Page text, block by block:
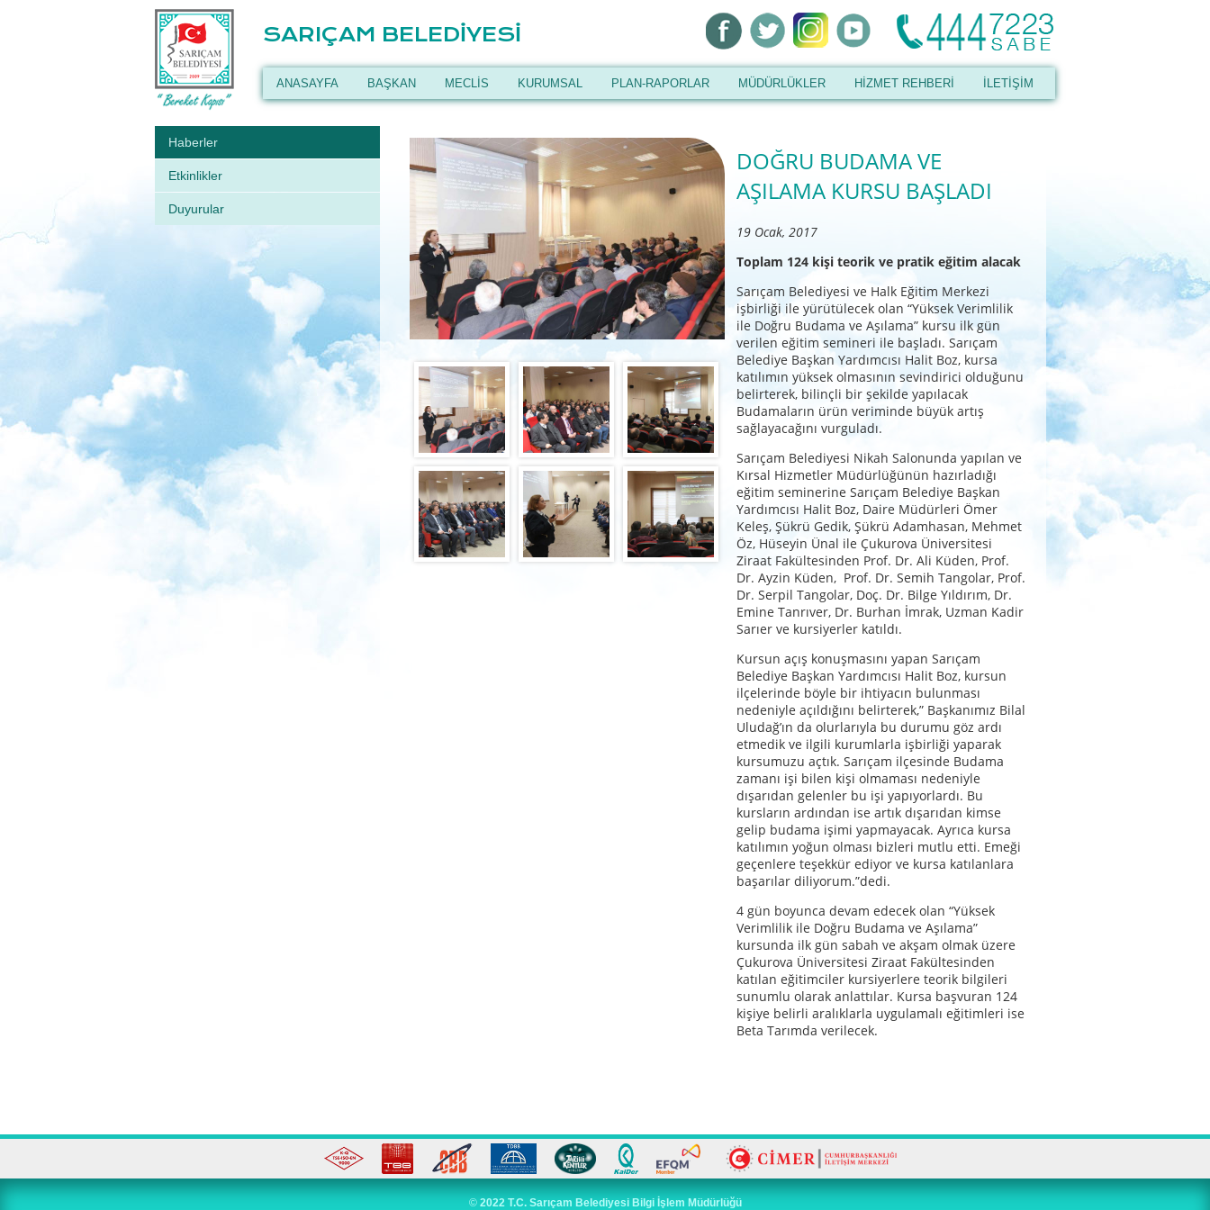
SARIÇAM BELEDİYESİ
ANASAYFA BAŞKAN MECLİS KURUMSAL PLAN-RAPORLAR MÜDÜRLÜKLER HİZMET REHBERİ İLETİŞİM
Haberler
Etkinlikler
Duyurular
DOĞRU BUDAMA VE
AŞILAMA KURSU BAŞLADI
19 Ocak, 2017
Toplam 124 kişi teorik ve pratik eğitim alacak
Sarıçam Belediyesi ve Halk Eğitim Merkezi
işbirliği ile yürütülecek olan “Yüksek Verimlilik
ile Doğru Budama ve Aşılama” kursu ilk gün
verilen eğitim semineri ile başladı. Sarıçam
Belediye Başkan Yardımcısı Halit Boz, kursa
katılımın yüksek olmasının sevindirici olduğunu
belirterek, bilinçli bir şekilde yapılacak
Budamaların ürün veriminde büyük artış
sağlayacağını vurguladı.
Sarıçam Belediyesi Nikah Salonunda yapılan ve
Kırsal Hizmetler Müdürlüğünün hazırladığı
eğitim seminerine Sarıçam Belediye Başkan
Yardımcısı Halit Boz, Daire Müdürleri Ömer
Keleş, Şükrü Gedik, Şükrü Adamhasan, Mehmet
Öz, Hüseyin Ünal ile Çukurova Üniversitesi
Ziraat Fakültesinden Prof. Dr. Ali Küden, Prof.
Dr. Ayzin Küden, Prof. Dr. Semih Tangolar, Prof.
Dr. Serpil Tangolar, Doç. Dr. Bilge Yıldırım, Dr.
Emine Tanrıver, Dr. Burhan İmrak, Uzman Kadir
Sarıer ve kursiyerler katıldı.
Kursun açış konuşmasını yapan Sarıçam
Belediye Başkan Yardımcısı Halit Boz, kursun
ilçelerinde böyle bir ihtiyacın bulunması
nedeniyle açıldığını belirterek,” Başkanımız Bilal
Uludağ’ın da olurlarıyla bu durumu göz ardı
etmedik ve ilgili kurumlarla işbirliği yaparak
kursumuzu açtık. Sarıçam ilçesinde Budama
zamanı işi bilen kişi olmaması nedeniyle
dışarıdan gelenler bu işi yapıyorlardı. Bu
kursların ardından ise artık dışarıdan kimse
gelip budama işimi yapmayacak. Ayrıca kursa
katılımın yoğun olması bizleri mutlu etti. Emeği
geçenlere teşekkür ediyor ve kursa katılanlara
başarılar diliyorum.”dedi.
4 gün boyunca devam edecek olan “Yüksek
Verimlilik ile Doğru Budama ve Aşılama”
kursunda ilk gün sabah ve akşam olmak üzere
Çukurova Üniversitesi Ziraat Fakültesinden
katılan eğitimciler kursiyerlere teorik bilgileri
sunumlu olarak anlattılar. Kursa başvuran 124
kişiye belirli aralıklarla uygulamalı eğitimleri ise
Beta Tarımda verilecek.
© 2022 T.C. Sarıçam Belediyesi Bilgi İşlem Müdürlüğü